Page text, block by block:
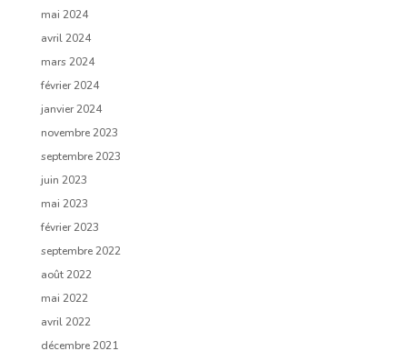
mai 2024
avril 2024
mars 2024
février 2024
janvier 2024
novembre 2023
septembre 2023
juin 2023
mai 2023
février 2023
septembre 2022
août 2022
mai 2022
avril 2022
décembre 2021